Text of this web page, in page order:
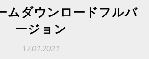
ムダウンロードフルバ
ージョン
17.01.2021